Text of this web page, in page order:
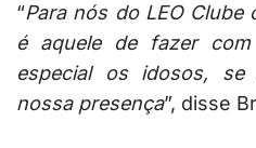
“Para nós do LEO Clube
é aquele de fazer
especial os idosos,
nossa presença”, disse